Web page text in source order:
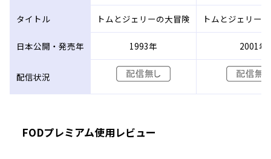
タイトル トムとジェリーの大冒険 トムとジェリー
日本公開・発売年 1993年 2001年
配信状況
FODプレミアム使用レビュー